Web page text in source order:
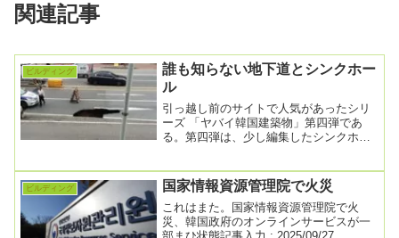
関連記事
ビルディング
誰も知らない地下道とシンクホー
ル
引っ越し前のサイトで人気があったシリ
ーズ 「ヤバイ韓国建築物」第四弾であ
る。第四弾は、少し編集したシンクホー
ビルディング 国家情報資源管理院で火災
これはまた。国家情報資源管理院で火
災、韓国政府のオンラインサービスが一